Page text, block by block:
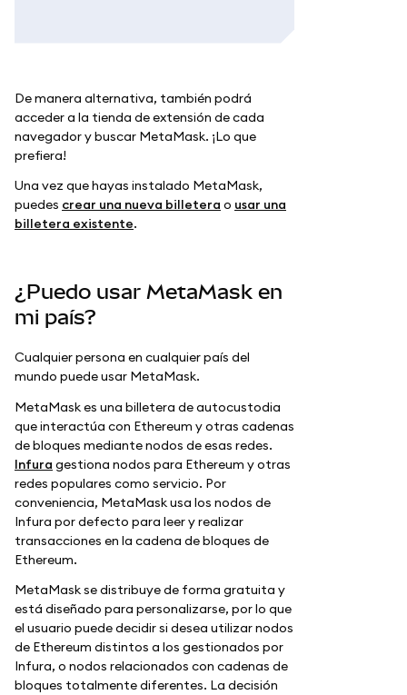
De manera alternativa, también podrá
acceder a la tienda de extensión de cada
navegador y buscar MetaMask. ¡Lo que
prefiera!
Una vez que hayas instalado MetaMask,
puedes crear una nueva billetera o usar una
billetera existente.
¿Puedo usar MetaMask en
mi país?
Cualquier persona en cualquier país del
mundo puede usar MetaMask.
MetaMask es una billetera de autocustodia
que interactúa con Ethereum y otras cadenas
de bloques mediante nodos de esas redes.
Infura gestiona nodos para Ethereum y otras
redes populares como servicio. Por
conveniencia, MetaMask usa los nodos de
Infura por defecto para leer y realizar
transacciones en la cadena de bloques de
Ethereum.
MetaMask se distribuye de forma gratuita y
está diseñado para personalizarse, por lo que
el usuario puede decidir si desea utilizar nodos
de Ethereum distintos a los gestionados por
Infura, o nodos relacionados con cadenas de
bloques totalmente diferentes. La decisión